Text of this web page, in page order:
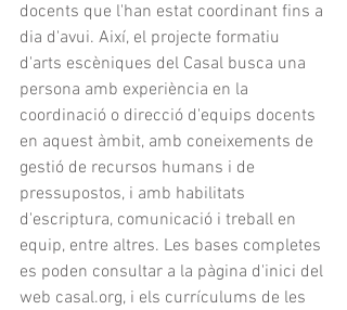
docents que l'han estat coordinant fins a
dia d'avui. Així, el projecte formatiu
d'arts escèniques del Casal busca una
persona amb experiència en la
coordinació o direcció d'equips docents
en aquest àmbit, amb coneixements de
gestió de recursos humans i de
pressupostos, i amb habilitats
d'escriptura, comunicació i treball en
equip, entre altres. Les bases completes
es poden consultar a la pàgina d'inici del
web casal.org, i els currículums de les